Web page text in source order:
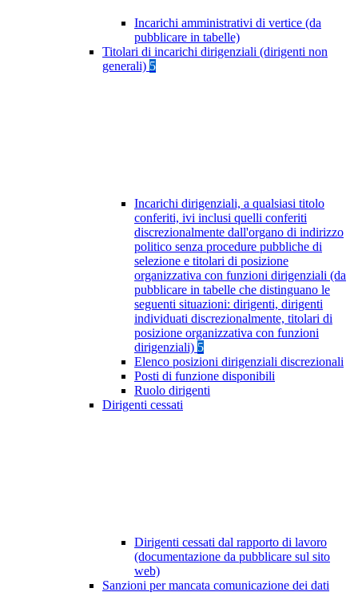
Incarichi amministrativi di vertice (da
pubblicare in tabelle)
Titolari di incarichi dirigenziali (dirigenti non
generali) 5
Incarichi dirigenziali, a qualsiasi titolo
conferiti, ivi inclusi quelli conferiti
discrezionalmente dall'organo di indirizzo
politico senza procedure pubbliche di
selezione e titolari di posizione
organizzativa con funzioni dirigenziali (da
pubblicare in tabelle che distinguano le
seguenti situazioni: dirigenti, dirigenti
individuati discrezionalmente, titolari di
posizione organizzativa con funzioni
dirigenziali) 5
Elenco posizioni dirigenziali discrezionali
Posti di funzione disponibili
Ruolo dirigenti
Dirigenti cessati
Dirigenti cessati dal rapporto di lavoro
(documentazione da pubblicare sul sito
web)
Sanzioni per mancata comunicazione dei dati